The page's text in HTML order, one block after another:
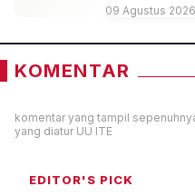
09 Agustus 2026
KOMENTAR
komentar yang tampil
yang diatur UU ITE
EDITOR'S PICK